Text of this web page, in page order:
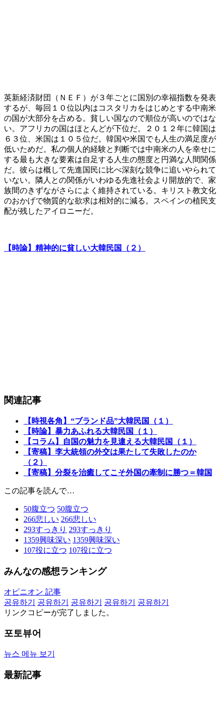
英新経済財団（ＮＥＦ）が３年ごとに国別の幸福指数を発表
するが、毎回１０位以内はコスタリカをはじめとする中南米
の国が大部分を占める。貧しい国なので順位が高いのではな
い。アフリカの国はほとんどが下位だ。２０１２年に韓国は
６３位、米国は１０５位だ。韓国や米国でも人生の満足度が
低いためだ。私の個人的経験と判断では中南米の人を幸せに
する最も大きな要素は自足する人生の態度と円満な人間関係
だ。彼らは概して先進国民に比べ深刻な競争に追いやられて
いない。隣人との関係がいわゆる先進社会より開放的で、家
族間のきずながさらによく維持されている。キリスト教文化
のおかげで物質的な欲求は相対的に減る。スペインの植民支
配が残したアイロニーだ。
【時論】精神的に貧しい大韓民国（２）
関連記事
【時視各角】“ブランド品”大韓民国（１）
【時論】暴力あふれる大韓民国（１）
【コラム】自国の魅力を見違える大韓民国（１）
【寄稿】李大統領の外交は果たして失敗したのか
（２）
【寄稿】分裂を治癒してこそ外国の牽制に勝つ＝韓国
この記事を読んで…
50腹立つ 50腹立つ
266悲しい 266悲しい
293すっきり 293すっきり
1359興味深い 1359興味深い
107役に立つ 107役に立つ
みんなの感想ランキング
オピニオン 記事
공유하기
공유하기 공유하기 공유하기
공유하기
リンクコピーが完了しました。
포토뷰어
뉴스 메뉴 보기
最新記事